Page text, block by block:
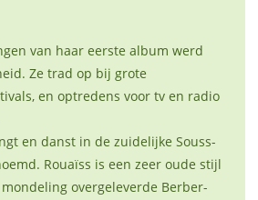
van haar eerste album werd
Ze trad op bij grote
en optredens voor tv en radio
en danst in de zuidelijke Souss-
Rouaïss is een zeer oude stijl
overgeleverde Berber-